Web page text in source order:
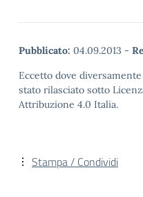
Pubblicato: 04.09.2013 -
Eccetto dove
stato rilasciato sotto
Attribuzione 4.0 Italia.
Stampa / Condividi